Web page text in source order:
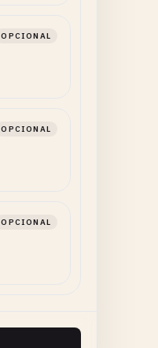
OPCIONAL
OPCIONAL
OPCIONAL